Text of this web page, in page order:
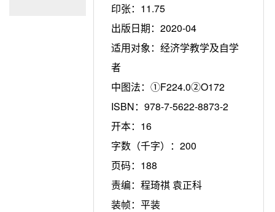
印张： 11.75
出版日期： 2020-04
适用对象： 经济学教学及自学
者
中图法： ①F224.0②O172
ISBN： 978-7-5622-8873-2
开本： 16
字数（千字）： 200
页码： 188
责编： 程琦祺 袁正科
装帧： 平装